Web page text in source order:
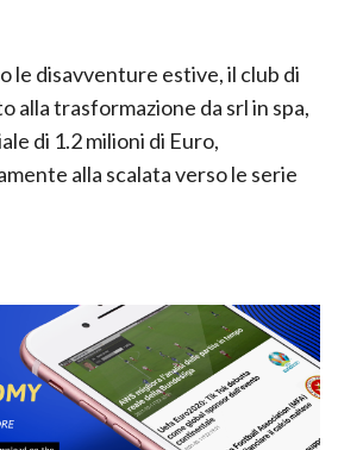
le disavventure estive, il club di
alla trasformazione da srl in spa,
di 1.2 milioni di Euro,
alla scalata verso le serie